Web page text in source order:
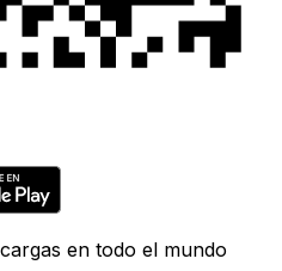
en todo el mundo